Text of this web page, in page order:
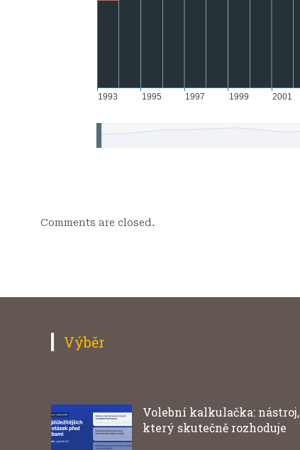
Comments are closed.
Výběr
Volební kalkulačka: nástroj,
který skutečně rozhoduje